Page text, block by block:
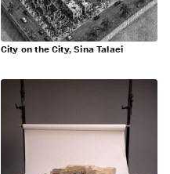
City on the City, Sina Talaei